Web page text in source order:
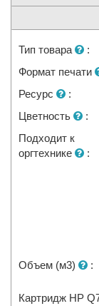
Тип товара :
Формат печати
Ресурс
:
Цветность
:
Подходит к
оргтехнике
:
Объем (м3)
:
Картридж HP